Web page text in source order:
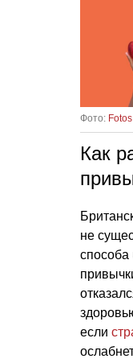
Фото: Fotos
Как
не
способа
если